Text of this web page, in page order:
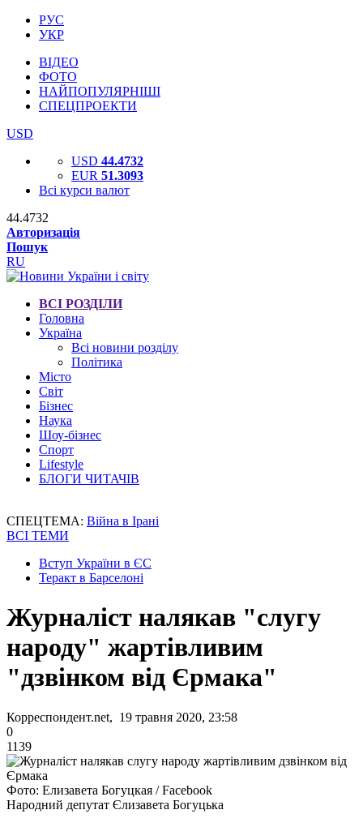
РУС
УКР
ВІДЕО
ФОТО
НАЙПОПУЛЯРНІШІ
СПЕЦПРОЕКТИ
USD
USD 44.4732
EUR 51.3093
Всі курси валют
44.4732
Авторизація
Пошук
RU
ВСІ РОЗДІЛИ
Головна
Україна
Всі новини розділу
Політика
Місто
Світ
Бізнес
Наука
Шоу-бізнес
Спорт
Lifestyle
БЛОГИ ЧИТАЧІВ
СПЕЦТЕМА: Війна в Ірані
ВСІ ТЕМИ
Вступ України в ЄС
Теракт в Барселоні
Журналіст налякав "слугу
народу" жартівливим
"дзвінком від Єрмака"
Корреспондент.net, 19 травня 2020, 23:58
0
1139
Фото: Елизавета Богуцкая / Facebook
Народний депутат Єлизавета Богуцька